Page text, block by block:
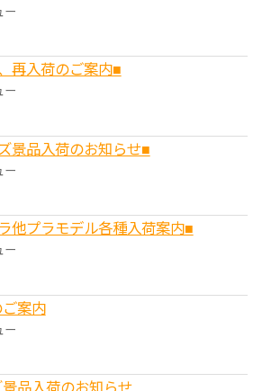
ー
再入荷のご案内■
ー
景品入荷のお知らせ■
ー
他プラモデル各種入荷案内■
ー
案内
ー
品入荷のお知らせ